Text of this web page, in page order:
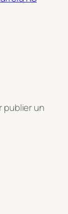
publier un